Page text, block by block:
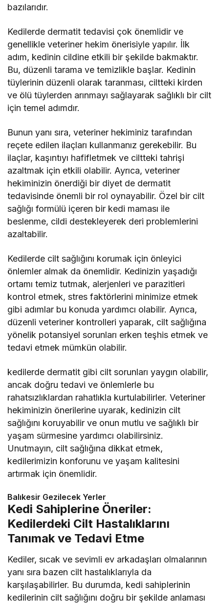
bazılarıdır.
Kedilerde dermatit tedavisi çok önemlidir ve
genellikle veteriner hekim önerisiyle yapılır. İlk
adım, kedinin cildine etkili bir şekilde bakmaktır.
Bu, düzenli tarama ve temizlikle başlar. Kedinin
tüylerinin düzenli olarak taranması, ciltteki kirden
ve ölü tüylerden arınmayı sağlayarak sağlıklı bir cilt
için temel adımdır.
Bunun yanı sıra, veteriner hekiminiz tarafından
reçete edilen ilaçları kullanmanız gerekebilir. Bu
ilaçlar, kaşıntıyı hafifletmek ve ciltteki tahrişi
azaltmak için etkili olabilir. Ayrıca, veteriner
hekiminizin önerdiği bir diyet de dermatit
tedavisinde önemli bir rol oynayabilir. Özel bir cilt
sağlığı formülü içeren bir kedi maması ile
beslenme, cildi destekleyerek deri problemlerini
azaltabilir.
Kedilerde cilt sağlığını korumak için önleyici
önlemler almak da önemlidir. Kedinizin yaşadığı
ortamı temiz tutmak, alerjenleri ve parazitleri
kontrol etmek, stres faktörlerini minimize etmek
gibi adımlar bu konuda yardımcı olabilir. Ayrıca,
düzenli veteriner kontrolleri yaparak, cilt sağlığına
yönelik potansiyel sorunları erken teşhis etmek ve
tedavi etmek mümkün olabilir.
kedilerde dermatit gibi cilt sorunları yaygın olabilir,
ancak doğru tedavi ve önlemlerle bu
rahatsızlıklardan rahatlıkla kurtulabilirler. Veteriner
hekiminizin önerilerine uyarak, kedinizin cilt
sağlığını koruyabilir ve onun mutlu ve sağlıklı bir
yaşam sürmesine yardımcı olabilirsiniz.
Unutmayın, cilt sağlığına dikkat etmek,
kedilerimizin konforunu ve yaşam kalitesini
artırmak için önemlidir.
Balıkesir Gezilecek Yerler
Kedi Sahiplerine Öneriler:
Kedilerdeki Cilt Hastalıklarını
Tanımak ve Tedavi Etme
Kediler, sıcak ve sevimli ev arkadaşları olmalarının
yanı sıra bazen cilt hastalıklarıyla da
karşılaşabilirler. Bu durumda, kedi sahiplerinin
kedilerinin cilt sağlığını doğru bir şekilde anlaması